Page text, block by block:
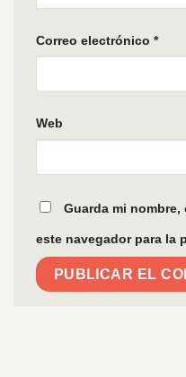
Correo electrónico *
Web
Guarda mi
este navegador para la